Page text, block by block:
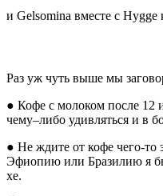
и Gelsomina вместе с
Раз уж чуть выше мы
● Кофе с молоком после 12
чему–либо удивляться и в
● Не ждите от кофе чего-то
Эфиопию или Бразилию я бы
xe.